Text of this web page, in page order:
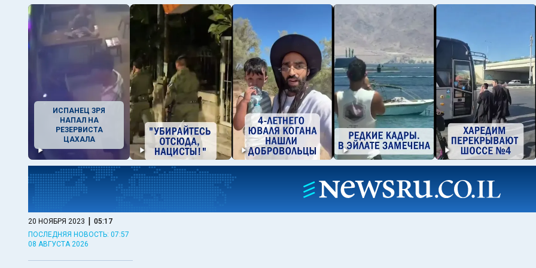
ИСПАНЕЦ ЗРЯ
НАПАЛ НА
РЕЗЕРВИСТА
ЦАХАЛА
20 НОЯБРЯ 2023 | 05:17
ПОСЛЕДНЯЯ НОВОСТЬ: 07:57
08 АВГУСТА 2026